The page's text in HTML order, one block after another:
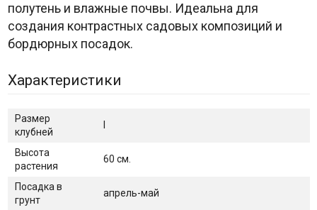
полутень и влажные почвы. Идеальна для
создания контрастных садовых композиций и
бордюрных посадок.
Характеристики
Размер
клубней
Высота
растения
60 см.
Посадка в
грунт
апрель-май